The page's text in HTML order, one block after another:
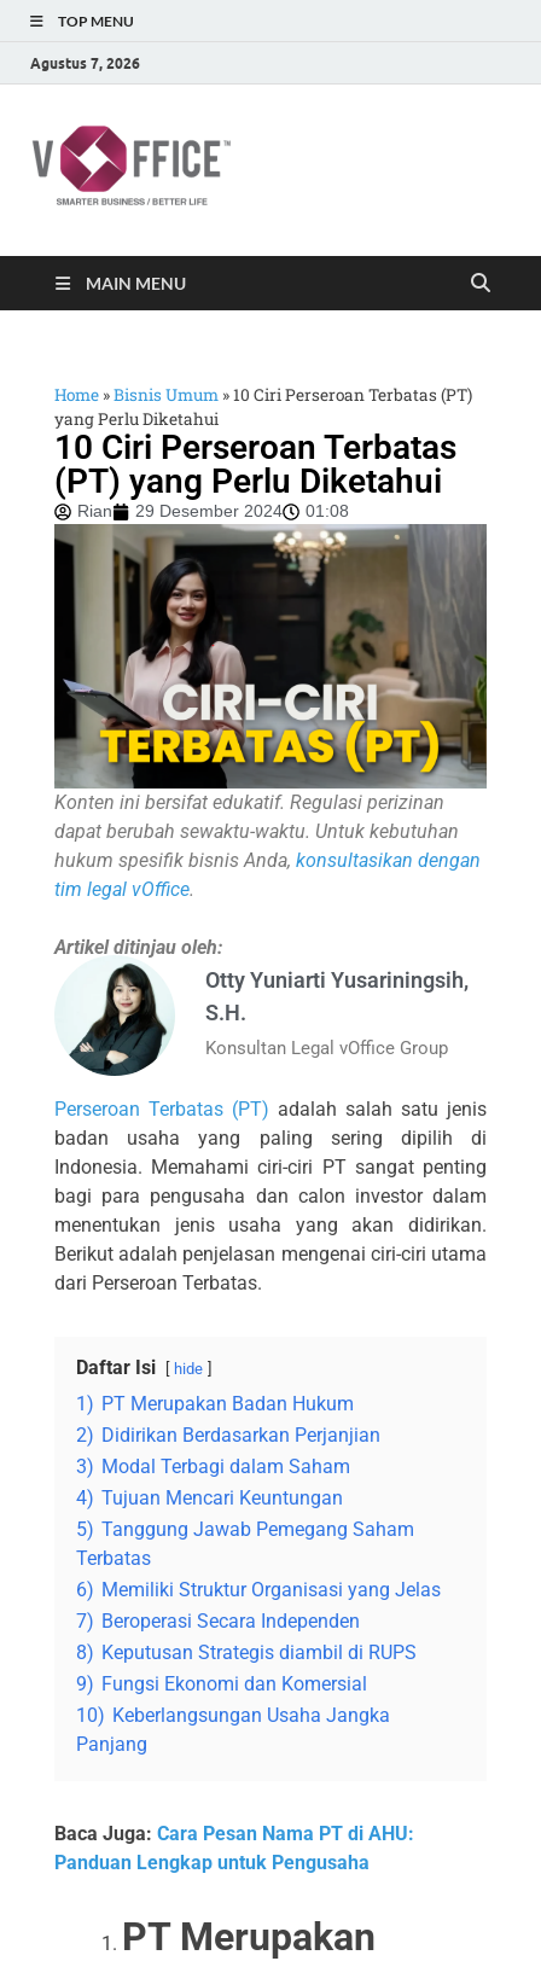
TOP MENU
Agustus 7, 2026
MAIN MENU
Home »Bisnis Umum »10 Ciri Perseroan Terbatas (PT)
yang Perlu Diketahui
10 Ciri Perseroan Terbatas
(PT) yang Perlu Diketahui
Rian 29 Desember 2024 01:08
Konten ini bersifat edukatif. Regulasi perizinan
dapat berubah sewaktu-waktu. Untuk kebutuhan
hukum spesifik bisnis Anda, konsultasikan dengan
tim legal vOffice.
Artikel ditinjau oleh:
Otty Yuniarti Yusariningsih,
S.H.
Konsultan Legal vOffice Group
Perseroan Terbatas (PT) adalah salah satu jenis
badan usaha yang paling sering dipilih di
Indonesia. Memahami ciri-ciri PT sangat penting
bagi para pengusaha dan calon investor dalam
menentukan jenis usaha yang akan didirikan.
Berikut adalah penjelasan mengenai ciri-ciri utama
dari Perseroan Terbatas.
Daftar Isi hide
1) PT Merupakan Badan Hukum
2) Didirikan Berdasarkan Perjanjian
3) Modal Terbagi dalam Saham
4) Tujuan Mencari Keuntungan
5) Tanggung Jawab Pemegang Saham
Terbatas
6) Memiliki Struktur Organisasi yang Jelas
7) Beroperasi Secara Independen
8) Keputusan Strategis diambil di RUPS
9) Fungsi Ekonomi dan Komersial
10) Keberlangsungan Usaha Jangka
Panjang
Baca Juga: Cara Pesan Nama PT di AHU:
Panduan Lengkap untuk Pengusaha
PT Merupakan